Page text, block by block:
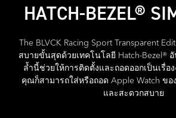
HATCH-BEZEL®
The BLVCK Racing Sport Transparent
สบายขั้นสุดด้วยเทคโนโลยี Hatch-Bezel®
ล้ำนี้ช่วยให้การติดตั้งและถอดออกเป็นเรื่อ
คุณก็สามารถใส่หรือถอด Apple Watch ขอ
และสะดวกสบาย